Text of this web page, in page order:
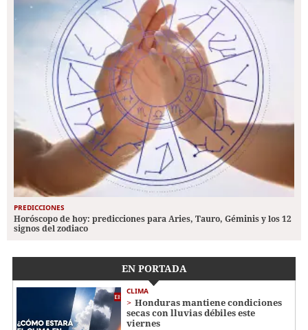
PREDICCIONES
Horóscopo de hoy: predicciones para Aries, Tauro, Géminis y los 12
signos del zodiaco
EN PORTADA
CLIMA
Honduras mantiene condiciones
secas con lluvias débiles este
viernes